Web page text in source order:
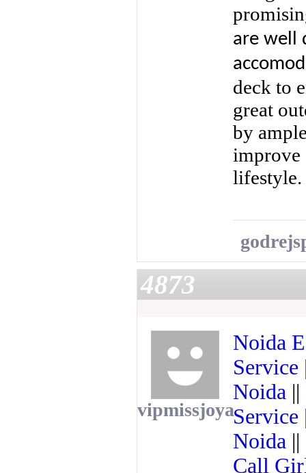
are well
deck to
great
by
improve
lifestyle.
4873
vipmissjoya
Noida
Service
Noida ||
Service
Noida ||
Call